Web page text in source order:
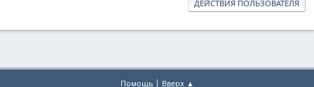
ДЕЙСТВИЯ ПОЛЬЗОВАТЕЛЯ
Помощь| Вверх ▲